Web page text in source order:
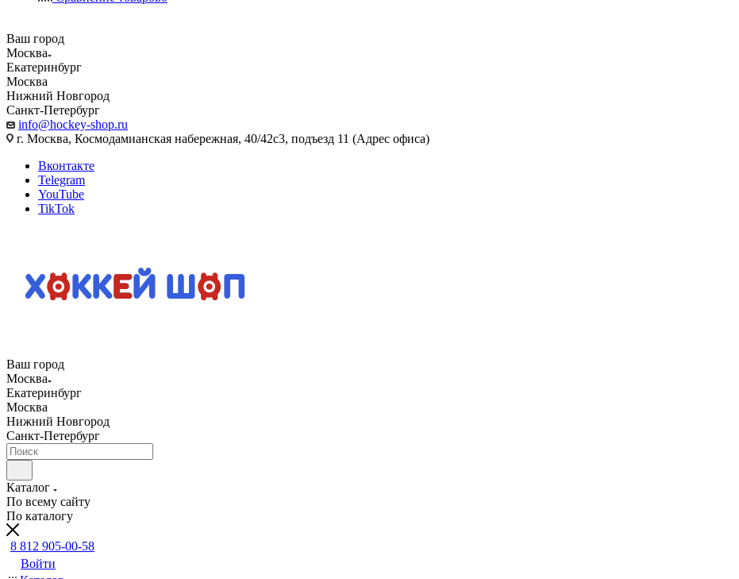
Ваш город
Москва
Екатеринбург
Москва
Нижний Новгород
Санкт-Петербург
info@hockey-shop.ru
г. Москва, Космодамианская набережная, 40/42с3, подъезд 11 (Адрес офиса)
Вконтакте
Telegram
YouTube
TikTok
Ваш город
Москва
Екатеринбург
Москва
Нижний Новгород
Санкт-Петербург
Каталог
По всему сайту
По каталогу
8 812 905-00-58
Войти